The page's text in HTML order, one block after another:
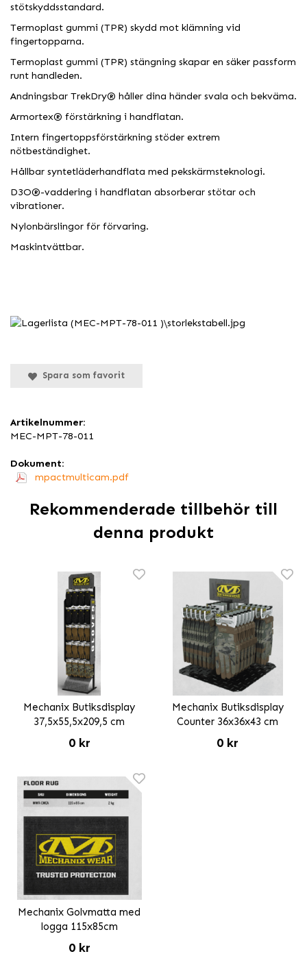
stötskyddsstandard.
Termoplast gummi (TPR) skydd mot klämning vid
fingertopparna.
Termoplast gummi (TPR) stängning skapar en säker passform
runt handleden.
Andningsbar TrekDry® håller dina händer svala och bekväma.
Armortex® förstärkning i handflatan.
Intern fingertoppsförstärkning stöder extrem
nötbeständighet.
Hållbar syntetläderhandflata med pekskärmsteknologi.
D3O®-vaddering i handflatan absorberar stötar och
vibrationer.
Nylonbärslingor för förvaring.
Maskintvättbar.
Spara som favorit
Artikelnummer:
MEC-MPT-78-011
Dokument:
mpactmulticam.pdf
Rekommenderade tillbehör till
denna produkt
Mechanix Butiksdisplay
37,5x55,5x209,5 cm
0 kr
Mechanix Butiksdisplay
Counter 36x36x43 cm
0 kr
Mechanix Golvmatta med
logga 115x85cm
0 kr